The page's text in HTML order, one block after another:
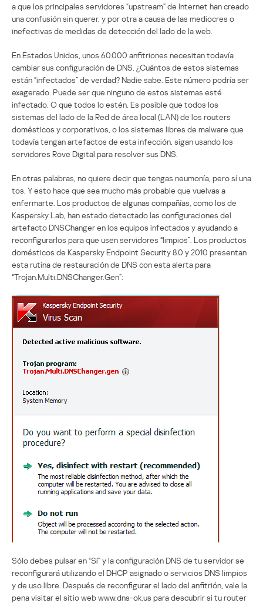
a que los principales servidores “upstream” de Internet han creado
una confusión sin querer, y por otra a causa de las mediocres o
inefectivas de medidas de detección del lado de la web.
En Estados Unidos, unos 60.000 anfitriones necesitan todavía
cambiar sus configuración de DNS. ¿Cuántos de estos sistemas
están “infectados” de verdad? Nadie sabe. Este número podría ser
exagerado. Puede ser que ninguno de estos sistemas esté
infectado. O que todos lo estén. Es posible que todos los
sistemas del lado de la Red de área local (LAN) de los routers
domésticos y corporativos, o los sistemas libres de malware que
todavía tengan artefactos de esta infección, sigan usando los
servidores Rove Digital para resolver sus DNS.
En otras palabras, no quiere decir que tengas neumonía, pero sí una
tos. Y esto hace que sea mucho más probable que vuelvas a
enfermarte. Los productos de algunas compañías, como los de
Kaspersky Lab, han estado detectado las configuraciones del
artefacto DNSChanger en los equipos infectados y ayudando a
reconfigurarlos para que usen servidores “limpios”. Los productos
domésticos de Kaspersky Endpoint Security 8.0 y 2010 presentan
esta rutina de restauración de DNS con esta alerta para
“Trojan.Multi.DNSChanger.Gen”:
Sólo debes pulsar en “Sí” y la configuración DNS de tu servidor se
reconfigurará utilizando el DHCP asignado o servicios DNS limpios
y de uso libre. Después de reconfigurar el lado del anfitrión, vale la
pena visitar el sitio web www.dns-ok.us para descubrir si tu router